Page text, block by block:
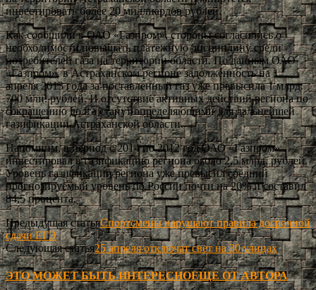
инвестировать более 20 миллиардов рублей.
Как сообщили в ОАО «Газпром», стороны согласились о
необходимости повышать платежную дисциплину среди
потребителей газа на территории области. По данным ОАО
«Газпром», в Астраханском регионе задолженность на 1
апреля 2013 года за поставленный газ уже превысила 1 млрд.
700 млн. рублей. И отсутствие активных действий региона по
сокращению долга станут определяющими для дальнейшей
газификации Астраханской области.
Напомним, в период с 2014 по 2012 год ОАО «Газпром»
инвестировал в газификацию региона около 2,5 млрд. рублей.
Уровень газификации региона уже превысил средний
прогнозируемый уровень по России почти на 20% и составил
84,5 процента.
Предыдущая статьяСпортсмены нарушают правила досрочной
сдачи ЕГЭ
Следующая статья25 апреля отключат свет на 30 улицах
ЭТО МОЖЕТ БЫТЬ ИНТЕРЕСНОЕЩЕ ОТ АВТОРА